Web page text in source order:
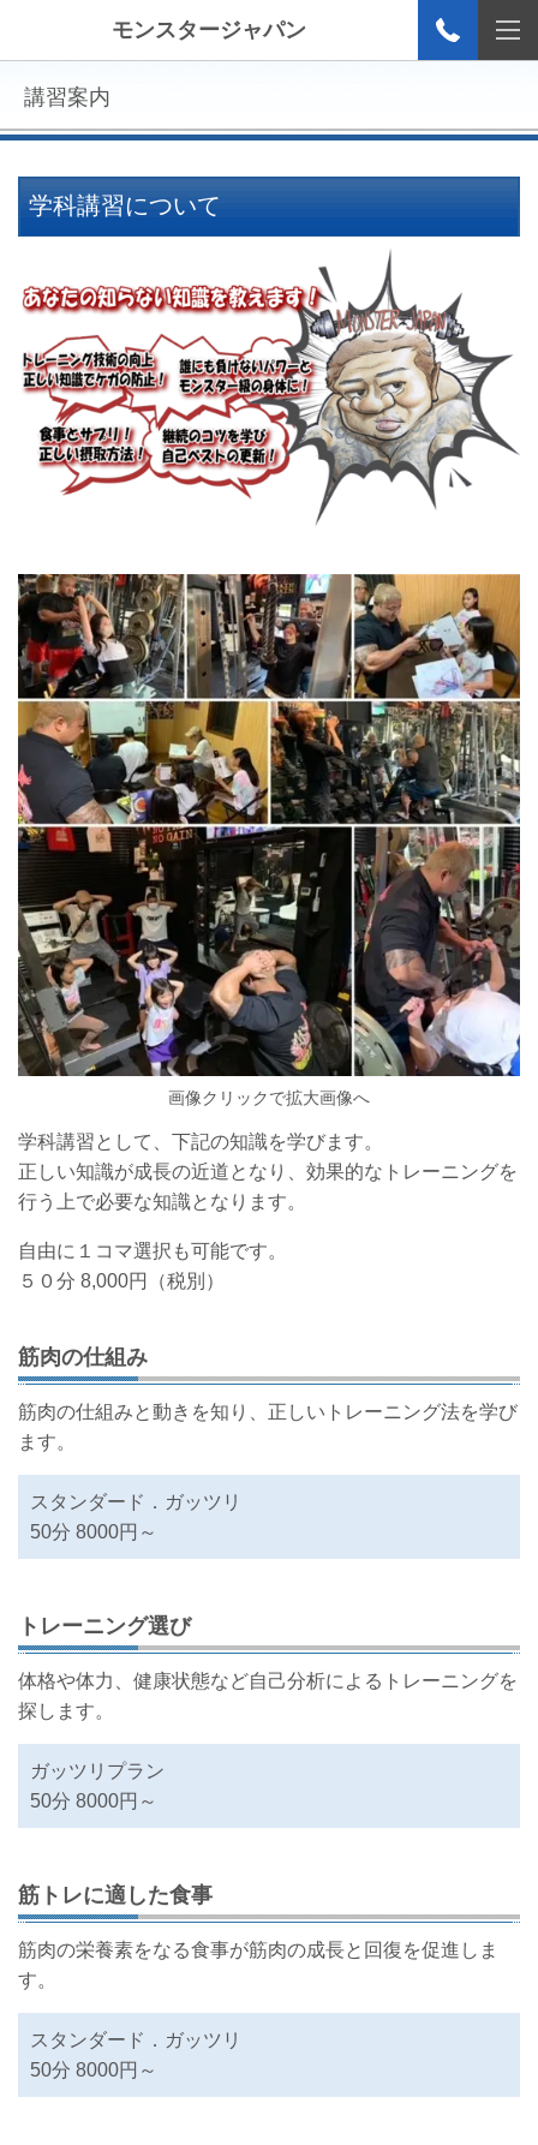
モンスタージャパン
講習案内
学科講習について
画像クリックで拡大画像へ
学科講習として、下記の知識を学びます。
正しい知識が成長の近道となり、効果的なトレーニングを
行う上で必要な知識となります。
自由に１コマ選択も可能です。
５０分 8,000円（税別）
筋肉の仕組み
筋肉の仕組みと動きを知り、正しいトレーニング法を学び
ます。
スタンダード．ガッツリ
50分 8000円～
トレーニング選び
体格や体力、健康状態など自己分析によるトレーニングを
探します。
ガッツリプラン
50分 8000円～
筋トレに適した食事
筋肉の栄養素をなる食事が筋肉の成長と回復を促進しま
す。
スタンダード．ガッツリ
50分 8000円～